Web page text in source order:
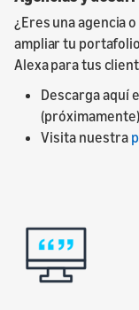
¿Eres una agencia
ampliar tu
Alexa para tus
Descarga aquí
(próximamente)
Visita nuestra